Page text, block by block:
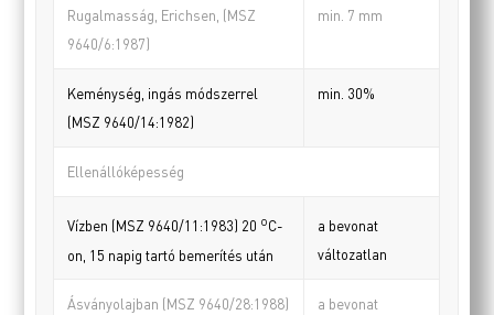
Rugalmasság, Erichsen, (MSZ
9640/6:1987)
min. 7 mm
Keménység, ingás módszerrel
(MSZ 9640/14:1982)
min. 30%
Ellenállóképesség
Vízben (MSZ 9640/11:1983) 20 oC-
on, 15 napig tartó bemerítés után
a bevonat
változatlan
Ásványolajban (MSZ 9640/28:1988)
a bevonat